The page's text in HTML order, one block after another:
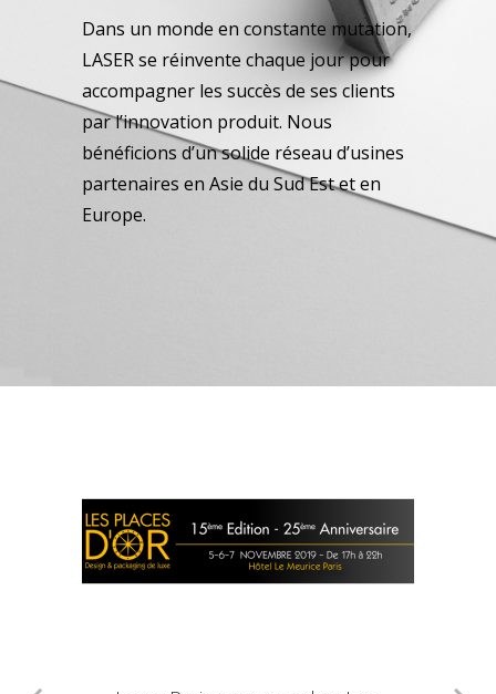
Dans un monde en constante mutation,
LASER se réinvente chaque jour pour
accompagner les succès de ses clients
par l’innovation produit. Nous
bénéficions d’un solide réseau d’usines
partenaires en Asie du Sud Est et en
Europe.